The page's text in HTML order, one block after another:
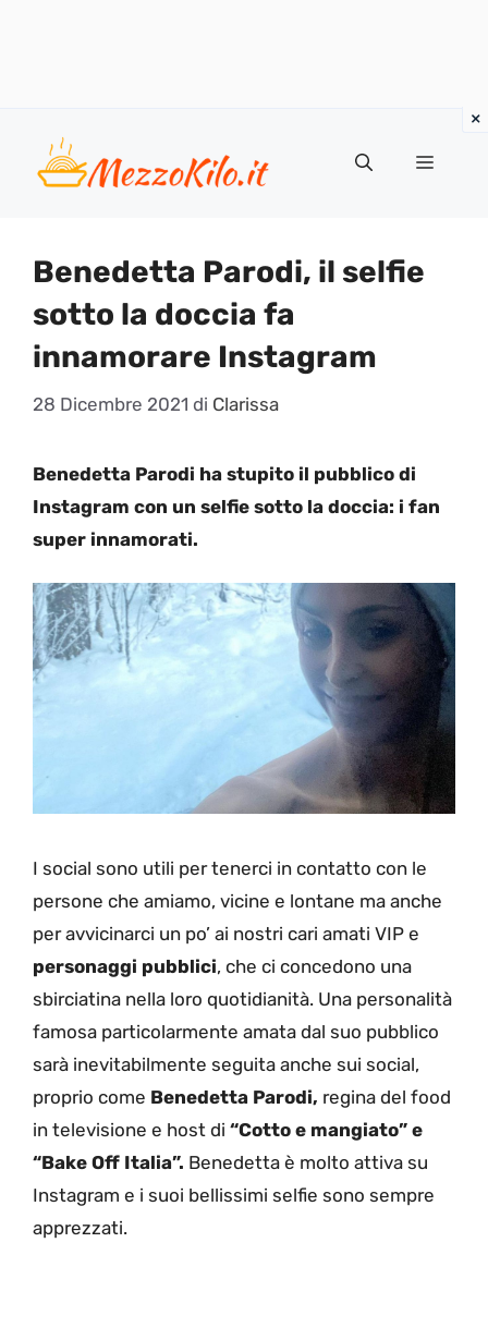
contenuto
Menu
Benedetta Parodi, il selfie
sotto la doccia fa
innamorare Instagram
28 Dicembre 2021 di Clarissa
Benedetta Parodi ha stupito il pubblico di
Instagram con un selfie sotto la doccia: i fan
super innamorati.
I social sono utili per tenerci in contatto con le
persone che amiamo, vicine e lontane ma anche
per avvicinarci un po’ ai nostri cari amati VIP e
personaggi pubblici, che ci concedono una
sbirciatina nella loro quotidianità. Una personalità
famosa particolarmente amata dal suo pubblico
sarà inevitabilmente seguita anche sui social,
proprio come Benedetta Parodi, regina del food
in televisione e host di “Cotto e mangiato” e
“Bake Off Italia”. Benedetta è molto attiva su
Instagram e i suoi bellissimi selfie sono sempre
apprezzati.